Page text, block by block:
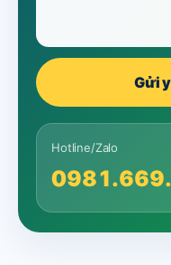
Gửi
Hotline/Zalo